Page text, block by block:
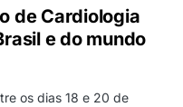
de Cardiologia
e do mundo
os dias 18 e 20 de